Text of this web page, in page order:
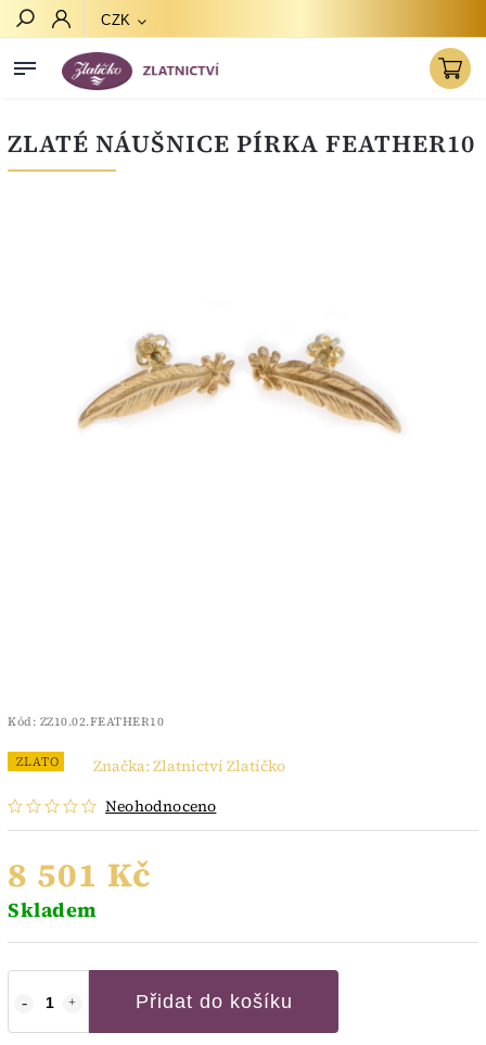
CZK
ZLATÉ NÁUŠNICE PÍRKA FEATHER10
Kód: ZZ10.02.FEATHER10
ZLATO
Neohodnoceno
Značka: Zlatnictví Zlatíčko
8 501 Kč
Skladem
Přidat do košíku